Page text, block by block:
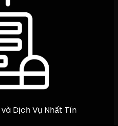
Dịch Vụ Nhất Tín